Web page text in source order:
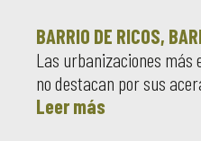
BARRIO DE RICOS,
Las urbanizaciones más
no destacan por sus
Leer más